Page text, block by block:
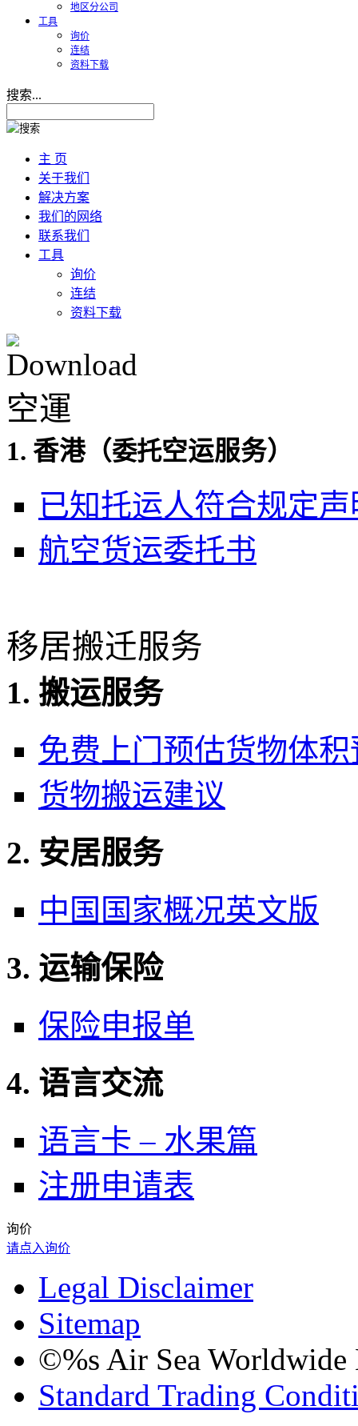
地区分公司
工具
询价
连结
资料下载
搜索...
主 页
关于我们
解决方案
我们的网络
联系我们
工具
询价
连结
资料下载
空運
1. 香港（委托空运服务）
已知托运人符合规定
航空货运委托书
移居搬迁服务
1. 搬运服务
免费上门预估货物体
货物搬运建议
2. 安居服务
中国国家概况英文版
3. 运输保险
保险申报单
4. 语言交流
语言卡 – 水果篇
注册申请表
询价
请点入询价
Legal Disclaimer
Sitemap
©%s Air Sea
Standard Trading